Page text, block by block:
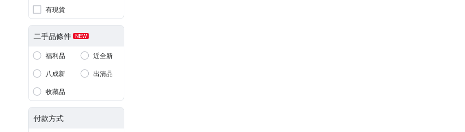
有現貨
二手品條件 NEW
福利品
近全新
八成新
出清品
收藏品
付款方式